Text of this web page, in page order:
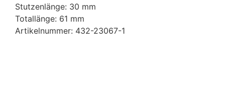
Stutzenlänge: 30 mm
Totallänge: 61 mm
Artikelnummer: 432-23067-1